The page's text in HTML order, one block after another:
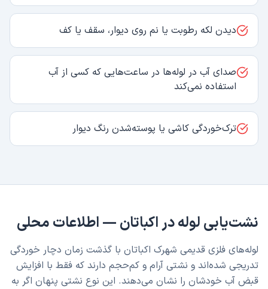
دیدن لکه رطوبت یا نم روی دیوار، سقف یا کف
صدای آب در لوله‌ها در ساعت‌هایی که کسی از آب
استفاده نمی‌کند
ترک‌خوردگی کاشی یا پوسته‌شدن رنگ دیوار
نشت‌یابی لولهدراکباتان— اطلاعات محلی
لوله‌های فلزی قدیمی شهرک اکباتان با گذشت زمان دچار خوردگی
تدریجی شده‌اند و نشتی آرام و کم‌حجم دارند که فقط با افزایش
قبض آب خودشان را نشان می‌دهند. این نوع نشتی پنهان اگر به